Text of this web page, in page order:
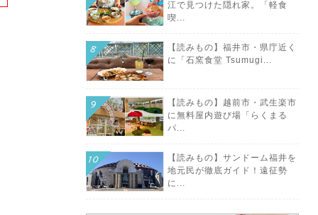
江で見つけた隠れ家。「軽食
喫...
【読みもの】福井市・県庁近く
に「石窯食堂 Tsumugi...
【読みもの】越前市・武生楽市
に無料屋内遊び場「らくまる
パ...
【読みもの】サンドーム福井を
地元民が徹底ガイド！遠征勢
に...